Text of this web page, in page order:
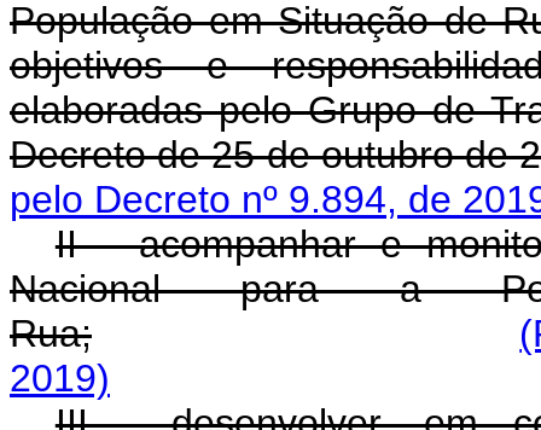
População em Situação de
objetivos e
elaboradas pelo Grupo de
Decreto de 25 de outubro de
pelo Decreto nº 9.894, de
II - acompanhar e
Nacional para a
Rua;
2019)